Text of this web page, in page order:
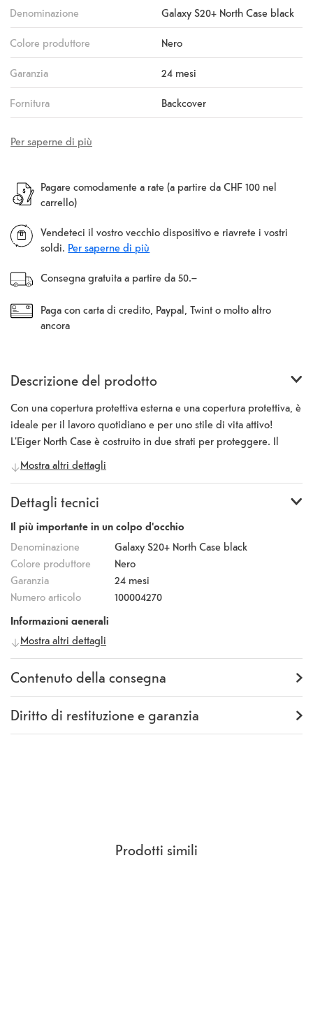
Denominazione Galaxy S20+ North Case black
Colore produttore Nero
Garanzia 24 mesi
Fornitura Backcover
Per saperne di più
Pagare comodamente a rate (a partire da CHF 100 nel
carrello)
Vendeteci il vostro vecchio dispositivo e riavrete i vostri
soldi. Per saperne di più
Consegna gratuita a partire da 50.–
Paga con carta di credito, Paypal, Twint o molto altro
ancora
Descrizione del prodotto
Con una copertura protettiva esterna e una copertura protettiva, è
ideale per il lavoro quotidiano e per uno stile di vita attivo!
L'Eiger North Case è costruito in due strati per proteggere. Il
coperchio interno in TPU protegge il dispositivo da urti e
vibrazioni. L'involucro esterno in policarbonato robusto e
accidentali. La superficie robusta, strutturata e antiscivolo rende il
guscio molto confortevole, mentre i pulsanti neri integrati sono
facili da usare. L'Eiger North Case è stato progettato e testato per
resistere a cadute da un'altezza di 1,8 m e i bordi rialzati della
lunetta proteggono lo schermo.
Mostra altri dettagli
Dettagli tecnici
Il più importante in un colpo d'occhio
Denominazione
Galaxy S20+ North Case black
Colore produttore
Nero
Garanzia
24 mesi
Numero articolo
100004270
Informazioni generali
Produttore
Numero
produttore
EGCA00189
Mostra altri dettagli
Contenuto della consegna
Fornitura Backcover
Diritto di restituzione e garanzia
Garanzia
24 mesi
Prodotti simili